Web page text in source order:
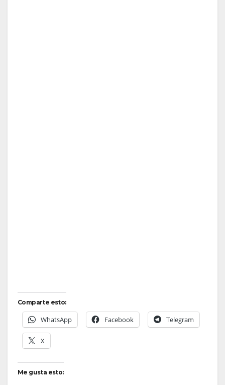
Comparte esto:
WhatsApp Facebook Telegram
X
Me gusta esto: